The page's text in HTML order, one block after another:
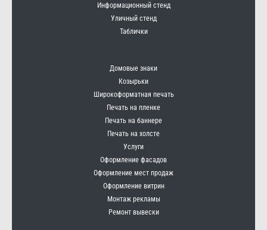
Информационный стенд
Уличный стенд
Таблички
Домовые знаки
Козырьки
Широкоформатная печать
Печать на пленке
Печать на баннере
Печать на холсте
Услуги
Оформление фасадов
Оформление мест продаж
Оформление витрин
Монтаж рекламы
Ремонт вывески